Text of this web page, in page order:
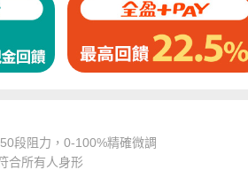
阻力，0-100%精確微調
合所有人身形